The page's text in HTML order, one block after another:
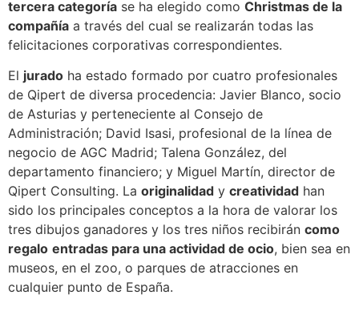
tercera categoría se ha elegido como Christmas de la
compañía a través del cual se realizarán todas las
felicitaciones corporativas correspondientes.
El jurado ha estado formado por cuatro profesionales
de Qipert de diversa procedencia: Javier Blanco, socio
de Asturias y perteneciente al Consejo de
Administración; David Isasi, profesional de la línea de
negocio de AGC Madrid; Talena González, del
departamento financiero; y Miguel Martín, director de
Qipert Consulting. La originalidad y creatividad han
sido los principales conceptos a la hora de valorar los
tres dibujos ganadores y los tres niños recibirán como
regalo entradas para una actividad de ocio, bien sea en
museos, en el zoo, o parques de atracciones en
cualquier punto de España.